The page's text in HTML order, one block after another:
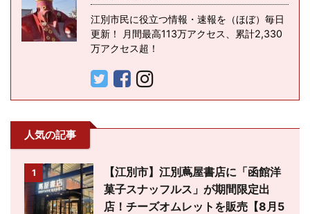
江別市民に役立つ情報・速報を（ほぼ）毎日
更新！ 月間最高113万アクセス、累計2,330
万アクセス超！
人気の記事
1
【江別市】江別蔦屋書店に「函館洋
菓子スナッフルス」が期間限定出
店！チーズオムレットを販売【8月5